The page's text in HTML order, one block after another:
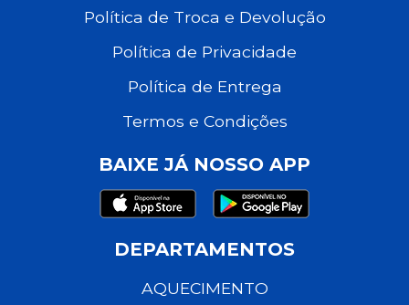
Política de Troca e Devolução
Política de Privacidade
Política de Entrega
Termos e Condições
BAIXE JÁ NOSSO APP
DEPARTAMENTOS
AQUECIMENTO